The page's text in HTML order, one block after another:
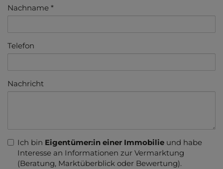
Nachname
Telefon
Nachricht
Ich bin Eigentümer:in einer Immobilie und habe
Interesse an Informationen zur Vermarktung
(Beratung, Marktüberblick oder Bewertung).